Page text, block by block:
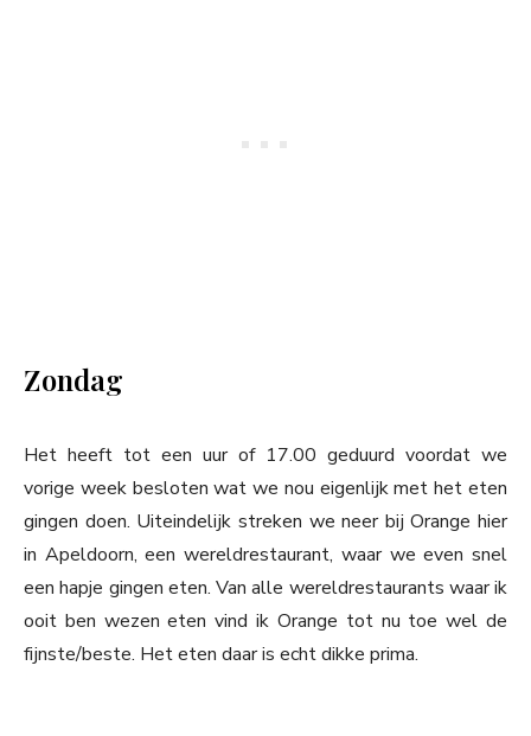
Zondag
Het heeft tot een uur of 17.00 geduurd voordat we
vorige week besloten wat we nou eigenlijk met het eten
gingen doen. Uiteindelijk streken we neer bij Orange hier
in Apeldoorn, een wereldrestaurant, waar we even snel
een hapje gingen eten. Van alle wereldrestaurants waar ik
ooit ben wezen eten vind ik Orange tot nu toe wel de
fijnste/beste. Het eten daar is echt dikke prima.